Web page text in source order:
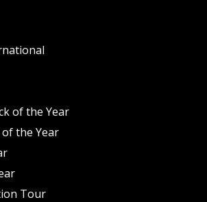
of the Year
the Year
Tour